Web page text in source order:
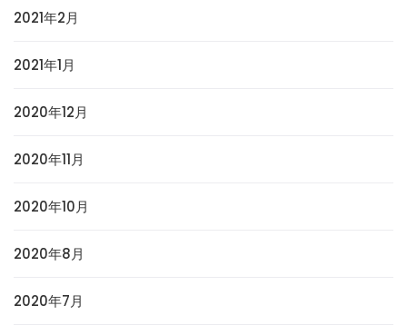
2021年2月
2021年1月
2020年12月
2020年11月
2020年10月
2020年8月
2020年7月